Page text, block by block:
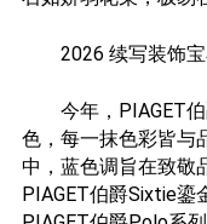
2026 续写装饰
今年，PIAGET
色，每一抹色彩皆与
中，蓝色调旨在致敬
PIAGET伯爵Sixtie鎏